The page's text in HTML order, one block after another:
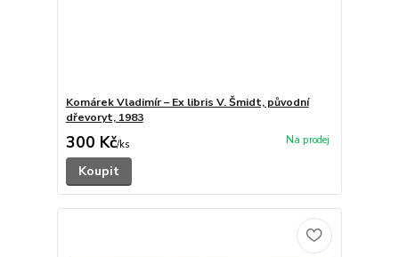
Komárek Vladimír – Ex libris V. Šmidt, původní
dřevoryt, 1983
300 Kč/ks
Koupit